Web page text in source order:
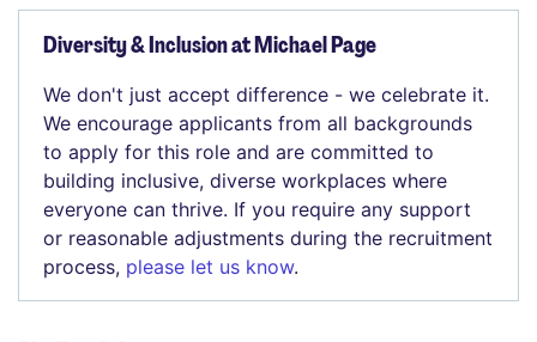
Diversity & Inclusion at Michael Page
We don't just accept difference - we celebrate it.
We encourage applicants from all backgrounds
to apply for this role and are committed to
building inclusive, diverse workplaces where
everyone can thrive. If you require any support
or reasonable adjustments during the recruitment
process, please let us know.